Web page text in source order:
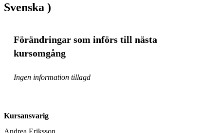
Svenska )
Förändringar som införs till nästa
kursomgång
Ingen information tillagd
Kursansvarig
Andrea Eriksson